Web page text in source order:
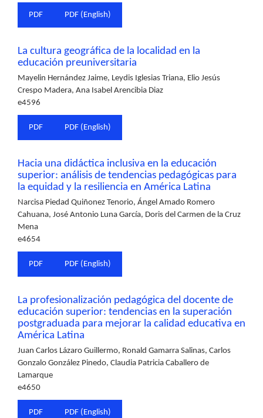
PDF PDF (English)
La cultura geográfica de la localidad en la
educación preuniversitaria
Mayelin Hernández Jaime, Leydis Iglesias Triana, Elio Jesús
Crespo Madera, Ana Isabel Arencibia Diaz
e4596
PDF PDF (English)
Hacia una didáctica inclusiva en la educación
superior: análisis de tendencias pedagógicas para
la equidad y la resiliencia en América Latina
Narcisa Piedad Quiñonez Tenorio, Ángel Amado Romero
Cahuana, José Antonio Luna García, Doris del Carmen de la Cruz
Mena
e4654
PDF PDF (English)
La profesionalización pedagógica del docente de
educación superior: tendencias en la superación
postgraduada para mejorar la calidad educativa en
América Latina
Juan Carlos Lázaro Guillermo, Ronald Gamarra Salinas, Carlos
Gonzalo González Pinedo, Claudia Patricia Caballero de
Lamarque
e4650
PDF PDF (English)